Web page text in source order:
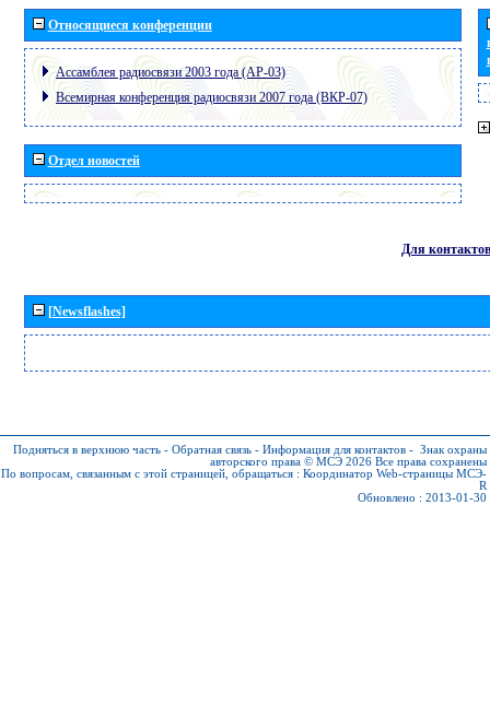
Относящиеся конференции
Ассамблея радиосвязи 2003 года (АР-03)
Всемирная конференция радиосвязи 2007 года (ВКР-07)
Отдел новостей
Для контактов
[Newsflashes]
Подняться в верхнюю часть - Обратная связь - Информация для контактов - Знак охраны
авторского права © МСЭ 2026 Все права сохранены
По вопросам, связанным с этой страницей, обращаться : Координатор Web-страницы МСЭ-
R
Обновлено : 2013-01-30